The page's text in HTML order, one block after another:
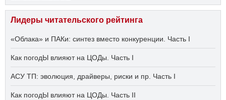
Лидеры читательского рейтинга
«Облака» и ПАКи: синтез вместо конкуренции. Часть I
Как погодЫ влияют на ЦОДы. Часть I
АСУ ТП: эволюция, драйверы, риски и пр. Часть I
Как погодЫ влияют на ЦОДы. Часть II